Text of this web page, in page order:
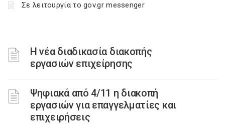
Σε λειτουργία το gov.gr messenger
Η νέα διαδικασία διακοπής
εργασιών επιχείρησης
Ψηφιακά από 4/11 η διακοπή
εργασιών για επαγγελματίες και
επιχειρήσεις